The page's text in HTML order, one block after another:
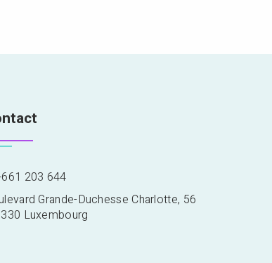
203 644
Grande-Duchesse Charlotte, 56
Luxembourg